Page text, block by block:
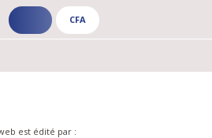
ADHÉRENT
PUBLIC
CFA
PUBLIC
CFA
est édité par :